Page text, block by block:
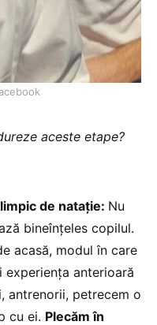
aceste etape?
de natație: Nu
bineînțeles copilul.
acasă, modul în care
anterioară
antrenorii, petrecem o
cu ei. Plecăm în